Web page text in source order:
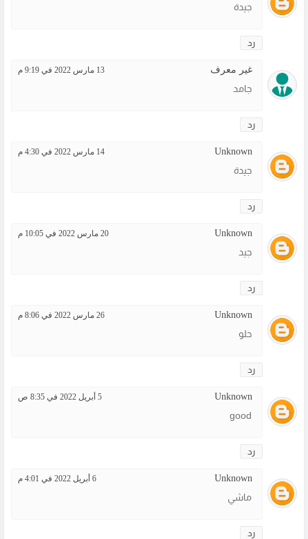
جيدة
رد
غير معرف 13 مارس 2022 في 9:19 م
جامد
رد
Unknown 14 مارس 2022 في 4:30 م
جيدة
رد
Unknown 20 مارس 2022 في 10:05 م
جيد
رد
Unknown 26 مارس 2022 في 8:06 م
حلو
رد
Unknown 5 أبريل 2022 في 8:35 ص
good
رد
Unknown 6 أبريل 2022 في 4:01 م
ماشي
رد